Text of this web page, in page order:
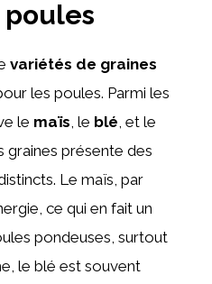
variétés de graines
les poules. Parmi les
le maïs , le blé , et le
graines présente des
Le maïs, par
ce qui en fait un
pondeuses, surtout
le blé est souvent